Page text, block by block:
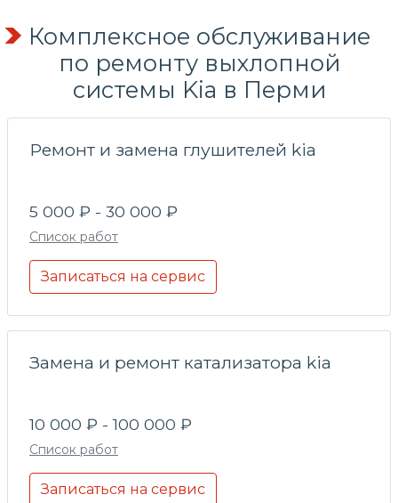
Комплексное обслуживание
по ремонту выхлопной
системы Kia в Перми
Ремонт и замена глушителей kia
5 000 ₽ - 30 000 ₽
Список работ
Записаться на сервис
Замена и ремонт катализатора kia
10 000 ₽ - 100 000 ₽
Список работ
Записаться на сервис